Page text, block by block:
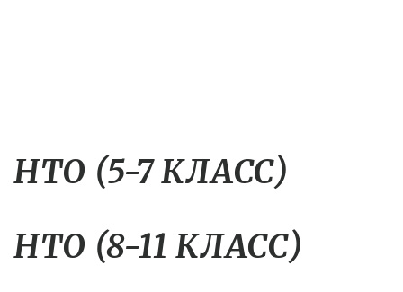
НТО (5-7 КЛАСС)
НТО (8-11 КЛАСС)